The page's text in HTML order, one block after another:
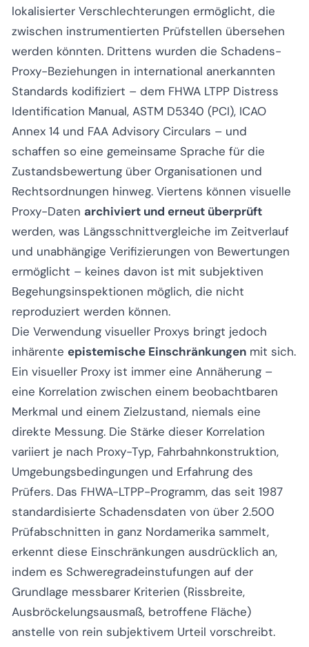
lokalisierter Verschlechterungen ermöglicht, die
zwischen instrumentierten Prüfstellen übersehen
werden könnten. Drittens wurden die Schadens-
Proxy-Beziehungen in international anerkannten
Standards kodifiziert – dem FHWA LTPP Distress
Identification Manual, ASTM D5340 (PCI), ICAO
Annex 14 und FAA Advisory Circulars – und
schaffen so eine gemeinsame Sprache für die
Zustandsbewertung über Organisationen und
Rechtsordnungen hinweg. Viertens können visuelle
Proxy-Daten archiviert und erneut überprüft
werden, was Längsschnittvergleiche im Zeitverlauf
und unabhängige Verifizierungen von Bewertungen
ermöglicht – keines davon ist mit subjektiven
Begehungsinspektionen möglich, die nicht
reproduziert werden können.
Die Verwendung visueller Proxys bringt jedoch
inhärente epistemische Einschränkungen mit sich.
Ein visueller Proxy ist immer eine Annäherung –
eine Korrelation zwischen einem beobachtbaren
Merkmal und einem Zielzustand, niemals eine
direkte Messung. Die Stärke dieser Korrelation
variiert je nach Proxy-Typ, Fahrbahnkonstruktion,
Umgebungsbedingungen und Erfahrung des
Prüfers. Das FHWA-LTPP-Programm, das seit 1987
standardisierte Schadensdaten von über 2.500
Prüfabschnitten in ganz Nordamerika sammelt,
erkennt diese Einschränkungen ausdrücklich an,
indem es Schweregradeinstufungen auf der
Grundlage messbarer Kriterien (Rissbreite,
Ausbröckelungsausmaß, betroffene Fläche)
anstelle von rein subjektivem Urteil vorschreibt.